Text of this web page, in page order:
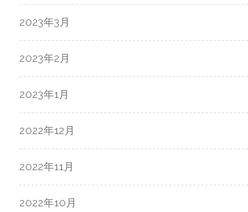
2023年3月
2023年2月
2023年1月
2022年12月
2022年11月
2022年10月